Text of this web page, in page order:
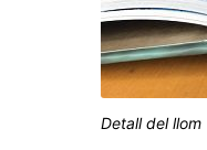
Detall del llom